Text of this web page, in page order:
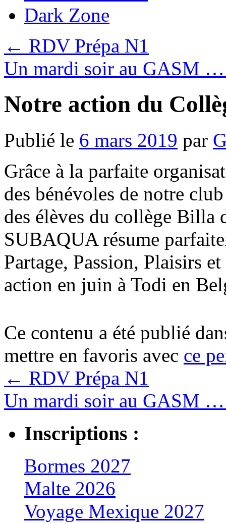
Dark Zone
← RDV Prépa N1
Un mardi soir au GASM
Notre action du
Publié le 6 mars 2019 par
Grâce à la parfaite
des bénévoles de notre
des élèves du collège
SUBAQUA résume
Partage, Passion, Plaisirs
action en juin à Todi en
Ce contenu a été publié
mettre en favoris avec ce
← RDV Prépa N1
Un mardi soir au GASM
Inscriptions :
Bormes 2027
Malte 2026
Voyage Mexique 2027